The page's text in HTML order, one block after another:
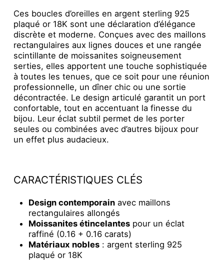
Ces boucles d’oreilles en argent sterling 925
plaqué or 18K sont une déclaration d’élégance
discrète et moderne. Conçues avec des maillons
rectangulaires aux lignes douces et une rangée
scintillante de moissanites soigneusement
serties, elles apportent une touche sophistiquée
à toutes les tenues, que ce soit pour une réunion
professionnelle, un dîner chic ou une sortie
décontractée. Le design articulé garantit un port
confortable, tout en accentuant la finesse du
bijou. Leur éclat subtil permet de les porter
seules ou combinées avec d’autres bijoux pour
un effet plus audacieux.
CARACTÉRISTIQUES CLÉS
Design contemporain avec maillons
rectangulaires allongés
Moissanites étincelantes pour un éclat
raffiné (0.16 + 0.16 carats)
Matériaux nobles : argent sterling 925
plaqué or 18K